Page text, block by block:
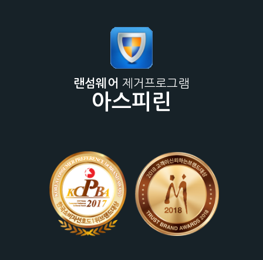
랜섬웨어 제거프로그램
아스피린